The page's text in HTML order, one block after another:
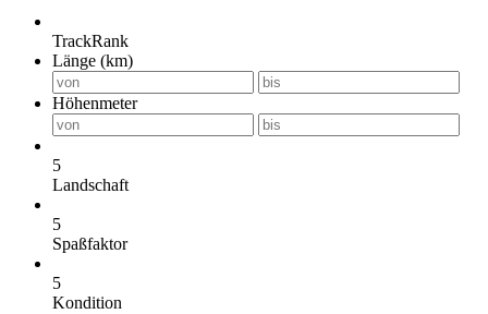
TrackRank
Länge (km)
Höhenmeter
5
Landschaft
5
Spaßfaktor
5
Kondition